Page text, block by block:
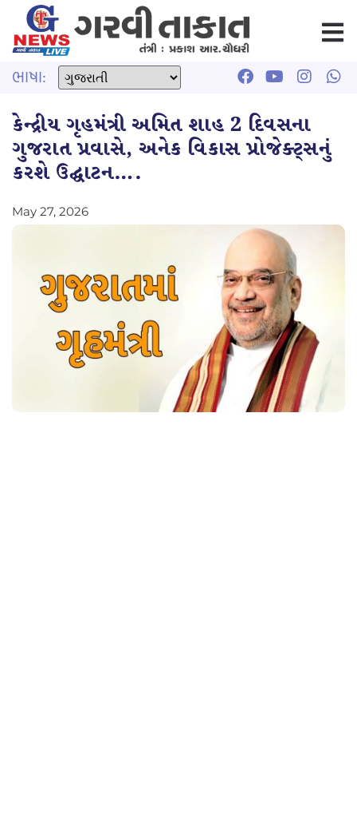
ભાષા:
કેન્દ્રીય ગૃહમંત્રી અમિત શાહ 2 દિવસના
ગુજરાત પ્રવાસે, અનેક વિકાસ પ્રોજેક્ટ્સનું
કરશે ઉદ્ઘાટન….
May 27, 2026